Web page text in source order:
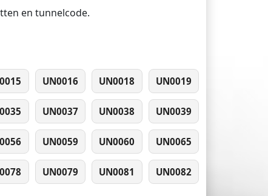
en tunnelcode.
UN0016 UN0018 UN0019
UN0037 UN0038 UN0039
UN0059 UN0060 UN0065
UN0079 UN0081 UN0082